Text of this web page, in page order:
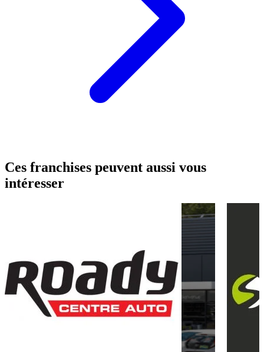
Ces franchises peuvent aussi vous
intéresser